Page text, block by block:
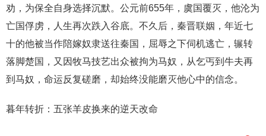
劝，为保全自身选择沉默。公元前655年，虞国覆灭，他沦为
亡国俘虏，人生再次跌入谷底。不久后，秦晋联姻，年近七
十的他被当作陪嫁奴隶送往秦国，屈辱之下伺机逃亡，辗转
落脚楚国，又因牧马技艺出众被拘为马奴，从乞丐到牛夫再
到马奴，命运反复磋磨，却始终没能磨灭他心中的信念。
暮年转折：五张羊皮换来的逆天改命